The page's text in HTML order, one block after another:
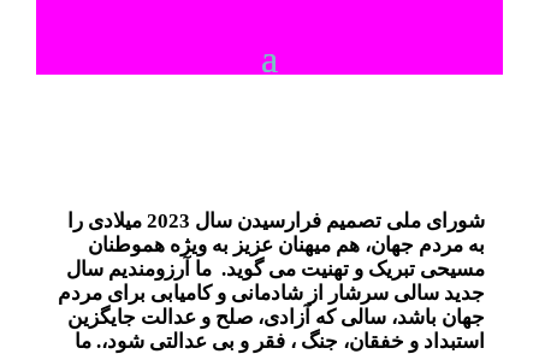
شورای ملی تصمیم فرارسیدن سال 2023 میلادی را
به مردم جهان، هم میهنان عزیز به ویژه هموطنان
مسیحی تبریک و تهنیت می گوید. ما آرزومندیم سال
جدید سالی سرشار از شادمانی و کامیابی برای مردم
جهان باشد، سالی که آزادی، صلح و عدالت جایگزین
استبداد و خفقان، جنگ ، فقر و بی عدالتی شود،. ما